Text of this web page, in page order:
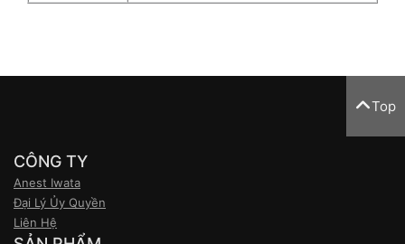
Top
CÔNG TY
Anest Iwata
Đại Lý Ủy Quyền
Liên Hệ